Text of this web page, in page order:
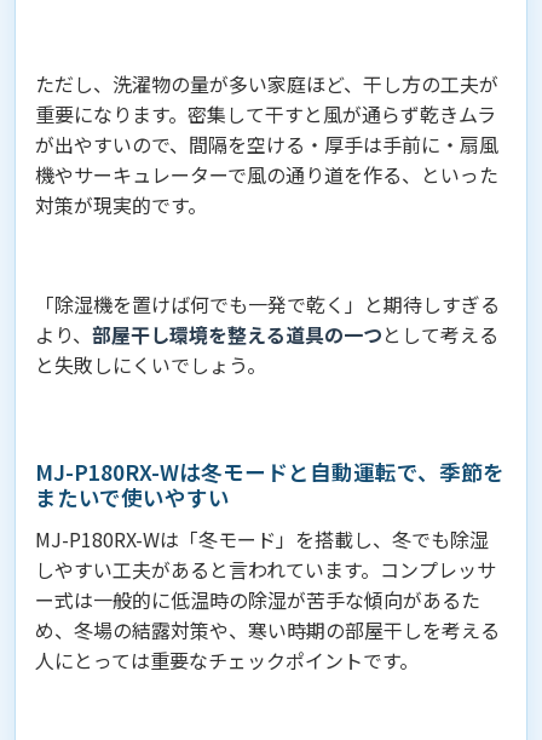
ただし、洗濯物の量が多い家庭ほど、干し方の工夫が
重要になります。密集して干すと風が通らず乾きムラ
が出やすいので、間隔を空ける・厚手は手前に・扇風
機やサーキュレーターで風の通り道を作る、といった
対策が現実的です。
「除湿機を置けば何でも一発で乾く」と期待しすぎる
より、 部屋干し環境を整える道具の一つとして考える
と失敗しにくいでしょう。
MJ-P180RX-Wは冬モードと自動運転で、季節を
またいで使いやすい
MJ-P180RX-Wは「冬モード」を搭載し、冬でも除湿
しやすい工夫があると言われています。コンプレッサ
ー式は一般的に低温時の除湿が苦手な傾向があるた
め、冬場の結露対策や、寒い時期の部屋干しを考える
人にとっては重要なチェックポイントです。